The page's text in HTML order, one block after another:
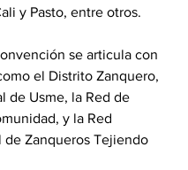
y Pasto, entre otros.
se articula con
el Distrito Zanquero,
de Usme, la Red de
y la Red
de Zanqueros Tejiendo